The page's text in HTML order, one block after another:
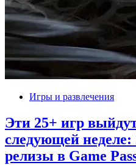
Игры и развлечения
Эти 25+ игр
следующей неделе:
релизы в Game